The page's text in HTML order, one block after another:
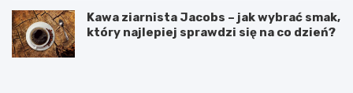
Kawa ziarnista Jacobs – jak wybrać smak,
który najlepiej sprawdzi się na co dzień?
O
P